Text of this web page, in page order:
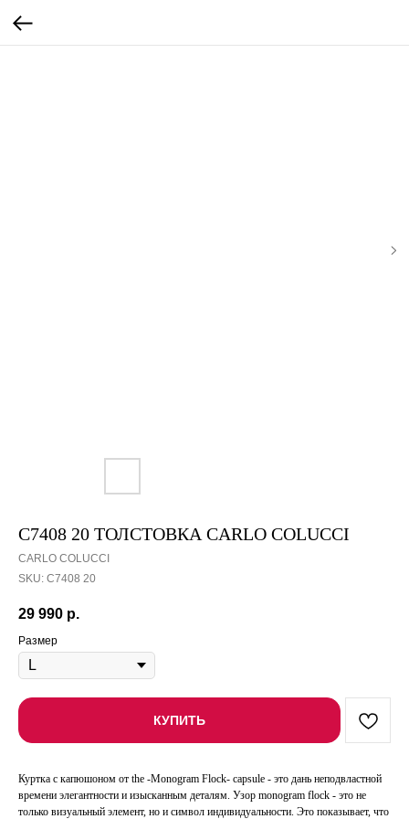
С7408 20 ТОЛСТОВКА CARLO COLUCCI
CARLO COLUCCI
SKU: С7408 20
29 990 р.
Размер
КУПИТЬ
Куртка с капюшоном от the -Monogram Flock- capsule - это дань неподвластной
времени элегантности и изысканным деталям. Узор monogram flock - это не
только визуальный элемент, но и символ индивидуальности. Это показывает, что